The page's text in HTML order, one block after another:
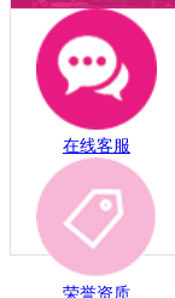
在线客服
荣誉资质